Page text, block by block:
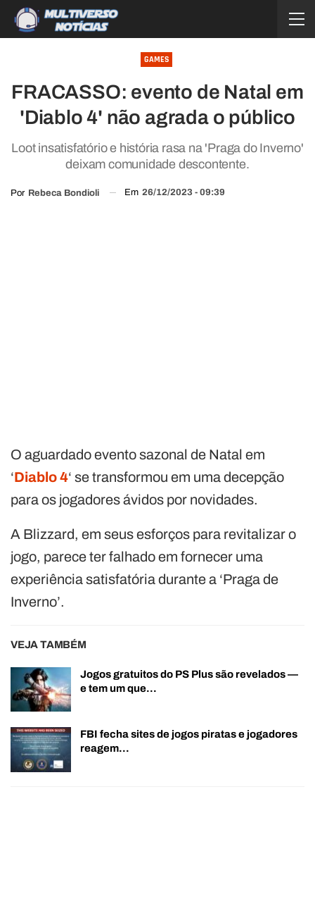
GAMES
FRACASSO: evento de Natal em
'Diablo 4' não agrada o público
Loot insatisfatório e história rasa na 'Praga do Inverno'
deixam comunidade descontente.
Por Rebeca Bondioli Em 26/12/2023 - 09:39
O aguardado evento sazonal de Natal em
‘Diablo 4‘ se transformou em uma decepção
para os jogadores ávidos por novidades.
A Blizzard, em seus esforços para revitalizar o
jogo, parece ter falhado em fornecer uma
experiência satisfatória durante a ‘Praga de
Inverno’.
VEJA TAMBÉM
Jogos gratuitos do PS Plus são revelados —
e tem um que…
FBI fecha sites de jogos piratas e jogadores
reagem…